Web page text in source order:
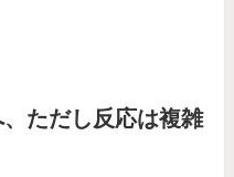
ただし反応は複雑